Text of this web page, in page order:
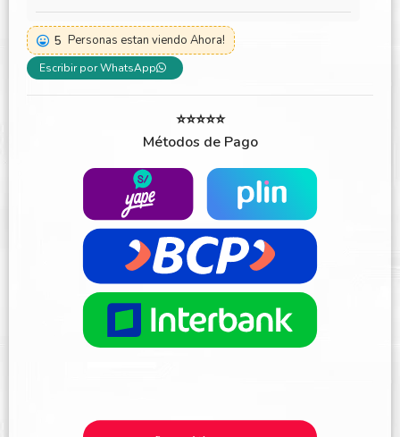
5 Personas estan viendo Ahora!
Escribir por WhatsApp
⭐⭐⭐⭐⭐
Métodos de Pago